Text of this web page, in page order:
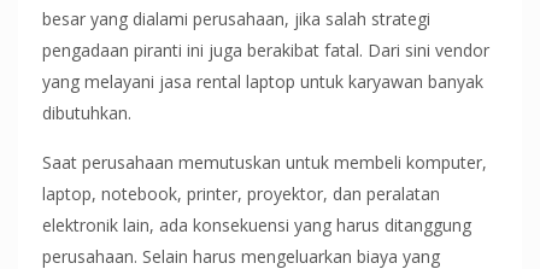
besar yang dialami perusahaan, jika salah strategi
pengadaan piranti ini juga berakibat fatal. Dari sini vendor
yang melayani jasa rental laptop untuk karyawan banyak
dibutuhkan.
Saat perusahaan memutuskan untuk membeli komputer,
laptop, notebook, printer, proyektor, dan peralatan
elektronik lain, ada konsekuensi yang harus ditanggung
perusahaan. Selain harus mengeluarkan biaya yang